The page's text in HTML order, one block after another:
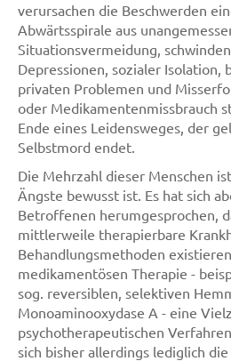
verursachen die Beschwerden
Abwärtsspirale aus
Situationsvermeidung,
Depressionen, sozialer Isolation,
privaten Problemen und
oder Medikamentenmissbrauch
Ende eines Leidensweges, der
Selbstmord endet.
Die Mehrzahl dieser Menschen
Ängste bewusst ist. Es hat sich
Betroffenen herumgesprochen,
mittlerweile therapierbare
Behandlungsmethoden
medikamentösen Therapie -
sog. reversiblen, selektiven
Monoaminooxydase A - eine
psychotherapeutischen
sich bisher allerdings lediglich die